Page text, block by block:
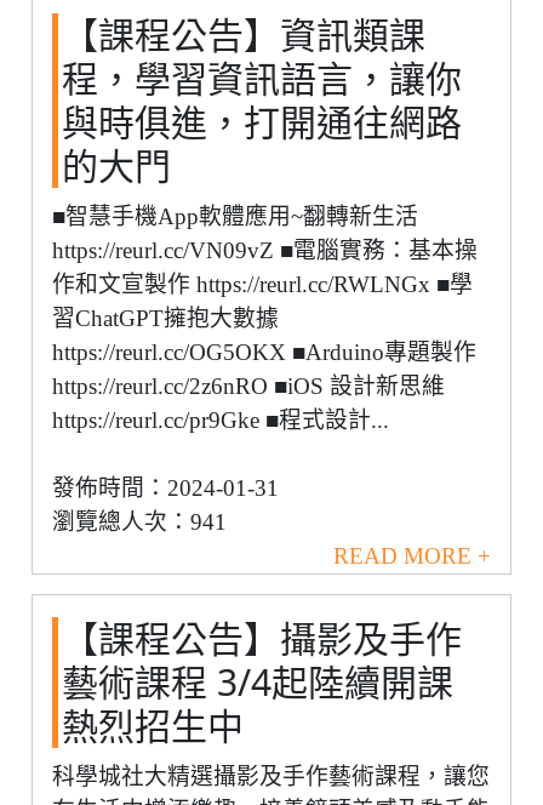
【課程公告】資訊類課
程，學習資訊語言，讓你
與時俱進，打開通往網路
的大門
■智慧手機App軟體應用~翻轉新生活
https://reurl.cc/VN09vZ ■電腦實務：基本操
作和文宣製作 https://reurl.cc/RWLNGx ■學
習ChatGPT擁抱大數據
https://reurl.cc/OG5OKX ■Arduino專題製作
https://reurl.cc/2z6nRO ■iOS 設計新思維
https://reurl.cc/pr9Gke ■程式設計...
發佈時間：2024-01-31
瀏覽總人次：941
READ MORE +
【課程公告】攝影及手作
藝術課程 3/4起陸續開課
熱烈招生中
科學城社大精選攝影及手作藝術課程，讓您